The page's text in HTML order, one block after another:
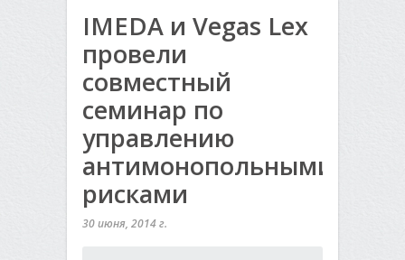
IMEDA и Vegas Lex
провели
совместный
семинар по
управлению
антимонопольными
рисками
30 июня, 2014 г.